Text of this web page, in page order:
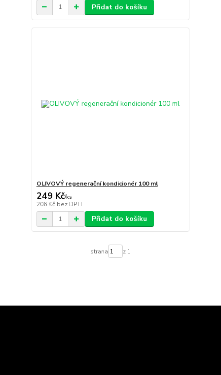
Přidat do košíku
OLIVOVÝ regenerační kondicionér 100 ml
249 Kč/ks
206 Kč bez DPH
Přidat do košíku
strana z 1